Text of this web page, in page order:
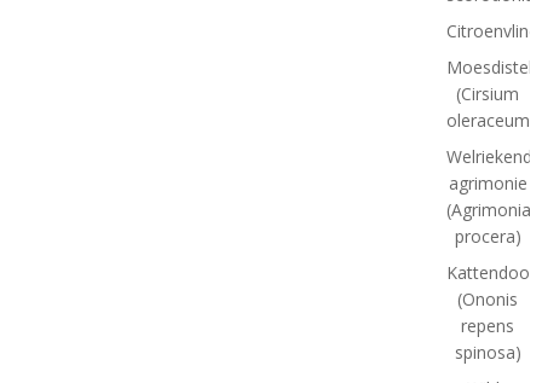
Moesdistel
(Cirsium
oleraceum)
Welriekende
agrimonie
(Agrimonia
procera)
(Ononis
repens
spinosa)